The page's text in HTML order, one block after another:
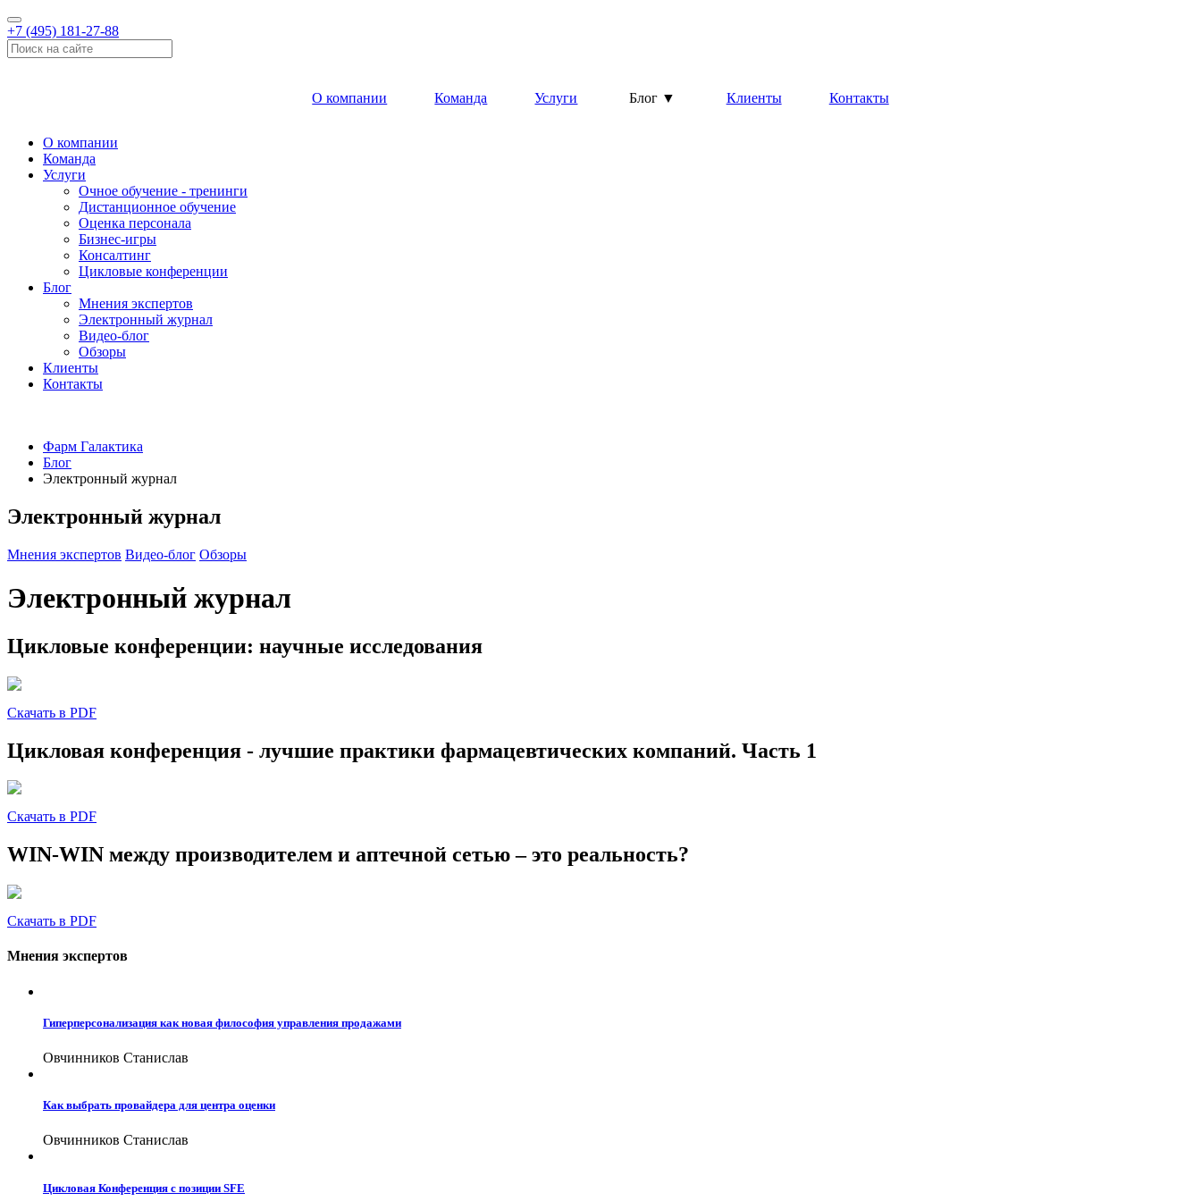
+7 (495) 181-27-88
О компании Команда Услуги Блог ▼ Клиенты Контакты
О компании
Команда
Услуги
Очное обучение - тренинги
Дистанционное обучение
Оценка персонала
Бизнес-игры
Консалтинг
Цикловые конференции
Блог
Мнения экспертов
Электронный журнал
Видео-блог
Обзоры
Клиенты
Контакты
Фарм Галактика
Блог
Электронный журнал
Электронный журнал
Мнения экспертов Видео-блог Обзоры
Электронный журнал
Цикловые конференции: научные исследования
Скачать в PDF
Цикловая конференция - лучшие практики фармацевтических компаний. Часть 1
Скачать в PDF
WIN-WIN между производителем и аптечной сетью – это реальность?
Скачать в PDF
Мнения экспертов
Гиперперсонализация как новая философия управления продажами
Овчинников Станислав
Как выбрать провайдера для центра оценки
Овчинников Станислав
Цикловая Конференция с позиции SFE